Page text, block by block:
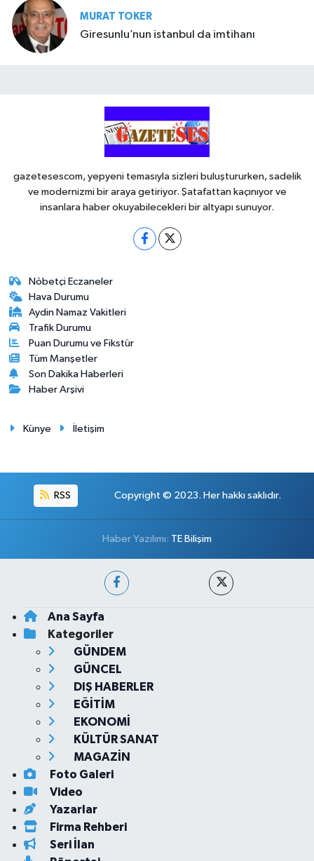
MURAT TOKER
Giresunlu’nun istanbul da imtihanı
gazetesescom, yepyeni temasıyla sizleri buluştururken, sadelik
ve modernizmi bir araya getiriyor. Şatafattan kaçınıyor ve
insanlara haber okuyabilecekleri bir altyapı sunuyor.
Nöbetçi Eczaneler
Hava Durumu
Aydin Namaz Vakitleri
Trafik Durumu
Puan Durumu ve Fikstür
Tüm Manşetler
Son Dakika Haberleri
Haber Arşivi
Künye İletişim
RSS Copyright © 2023. Her hakkı saklıdır.
Haber Yazılımı: TE Bilişim
Ana Sayfa
Kategoriler
GÜNDEM
GÜNCEL
DIŞ HABERLER
EĞİTİM
EKONOMİ
KÜLTÜR SANAT
MAGAZİN
Foto Galeri
Video
Yazarlar
Firma Rehberi
Seri İlan